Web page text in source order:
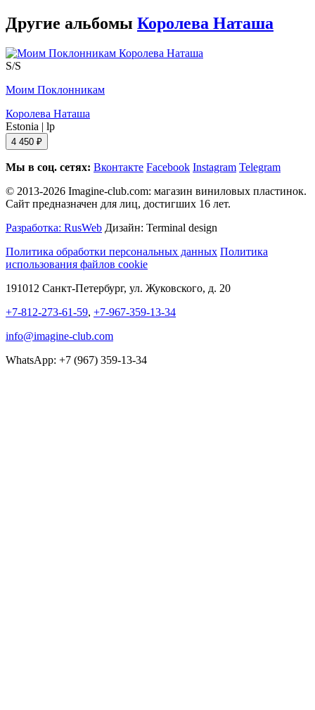
Другие альбомы Королева Наташа
S/S
Моим Поклонникам
Королева Наташа
Estonia | lp
4 450 ₽
Мы в соц. сетях: Вконтакте Facebook Instagram Telegram
© 2013-2026 Imagine-club.com: магазин виниловых пластинок.
Сайт предназначен для лиц, достигших 16 лет.
Разработка: RusWeb Дизайн: Terminal design
Политика обработки персональных данных Политика
использования файлов cookie
191012 Санкт-Петербург, ул. Жуковского, д. 20
+7-812-273-61-59, +7-967-359-13-34
info@imagine-club.com
WhatsApp: +7 (967) 359-13-34